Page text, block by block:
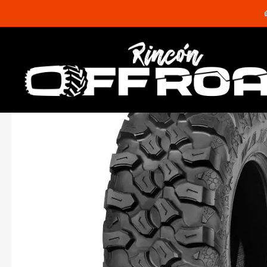
4 Neumaticos Journey Raptor UTV 30x10x14 M/